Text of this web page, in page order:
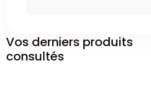
Vos derniers produits
consultés